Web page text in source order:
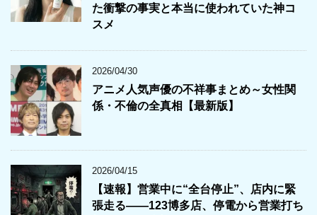
た衝撃の事実と本当に使われていた神コ
スメ
2026/04/30
アニメ人気声優の不祥事まとめ～女性関
係・不倫の全真相【最新版】
2026/04/15
【速報】営業中に“全台停止”、店内に緊
張走る――123博多店、停電から営業打ち